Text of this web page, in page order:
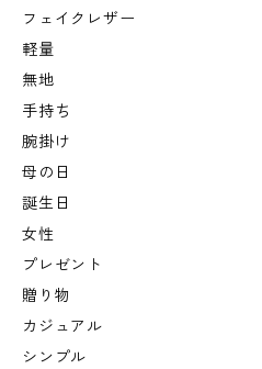
フェイクレザー
軽量
無地
手持ち
腕掛け
母の日
誕生日
女性
プレゼント
贈り物
カジュアル
シンプル